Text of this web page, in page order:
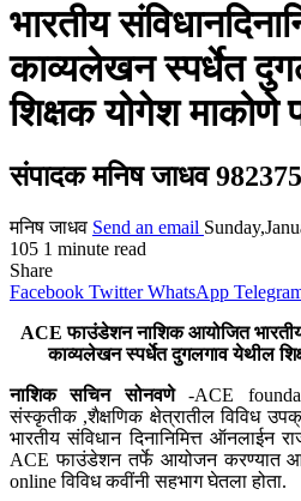
भारतीय
काव्यलेखन स्पर्धेत
शिक्षक योगेश माकोणे
संपादक मनिष जाधव
मनिष जाधव Send an email
105 1 minute read
Share
Facebook Twitter WhatsApp
ACE फाउंडेशन नाशिक आयोजित भारतीय
काव्यलेखन स्पर्धेत दुगलगाव येथील
नाशिक सचिन सोनवणे-ACE
संस्कृतीक ,शैक्षणिक क्षेत्रातील विविध
भारतीय संविधान दिनानिमित्त ऑनलाईन
ACE फाउंडेशन तर्फे आयोजन करण्यात आले
online विविध कवींनी सहभाग घेतला होता.